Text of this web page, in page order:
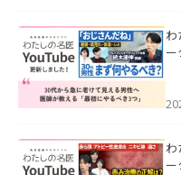
わ
ー
た
わ